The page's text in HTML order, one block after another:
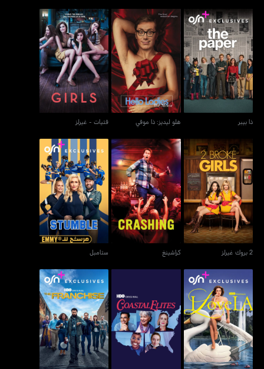
ذا بيبر
ذا بيبر
هلو ليديز: ذا موفي
هلو ليديز: ذا موفي
فتيات - غيرلز
فتيات - غيرلز
2 بروك غيرلز
2 بروك غيرلز
كراشينغ
كراشينغ
ستامبل
ستامبل
آي لوف إل إيه كوستال إيليتس ذا فرانشايز